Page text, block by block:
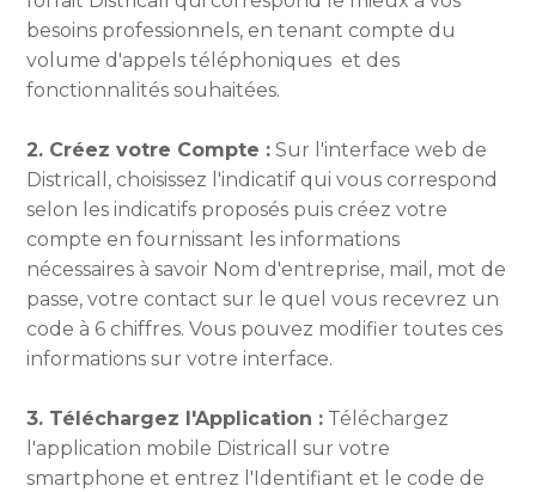
besoins professionnels, en tenant compte du
volume d'appels téléphoniques et des
fonctionnalités souhaitées.
2. Créez votre Compte : Sur l'interface web de
Districall, choisissez l'indicatif qui vous correspond
selon les indicatifs proposés puis créez votre
compte en fournissant les informations
nécessaires à savoir Nom d'entreprise, mail, mot de
passe, votre contact sur le quel vous recevrez un
code à 6 chiffres. Vous pouvez modifier toutes ces
informations sur votre interface.
3. Téléchargez l'Application : Téléchargez
l'application mobile Districall sur votre
smartphone et entrez l'Identifiant et le code de